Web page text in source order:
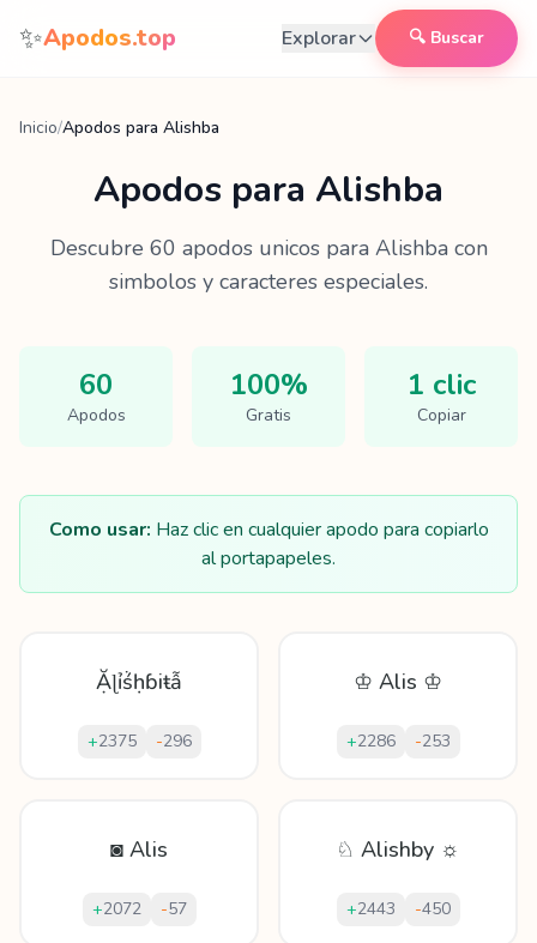
Saltar al contenido
✨Apodos.top Explorar 🔍 Buscar
Inicio/Apodos para Alishba
Apodos para Alishba
Descubre 60 apodos unicos para Alishbacon
simbolos y caracteres especiales.
60
Apodos
100%
Gratis
1 clic
Copiar
Como usar: Haz clic en cualquier apodo para copiarlo
al portapapeles.
Ặɭỉṥḥɓіŧẫ
+2375 -296
♔ Alis ♔
+2286 -253
◙ Alis
+2072 -57
♘ Alishby ☼
+2443 -450